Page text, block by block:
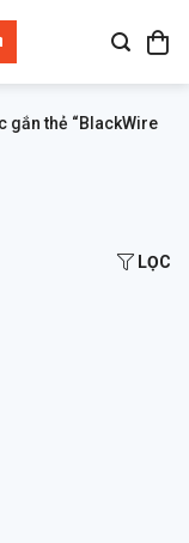
gắn thẻ “BlackWire
LỌC